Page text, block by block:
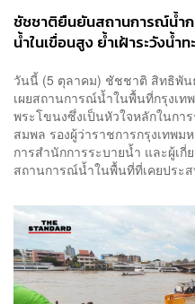
ชัชชาติยืนยันสถานการณ์น้ำ
น้ำในเขื่อนสูง ย้ำเฝ้าระวังน้ำ
วันนี้ (5 ตุลาคม) ชัชชาติ สิทธิพัน
เผยสถานการณ์น้ำในพื้นที่กรุงเ
พระโขนงซึ่งเป็นหัวใจหลักในก
สมพล รองผู้ว่าราชการกรุงเทพ
การสำนักการระบายน้ำ และผู้เ
สถานการณ์น้ำในพื้นที่ที่เคยประ